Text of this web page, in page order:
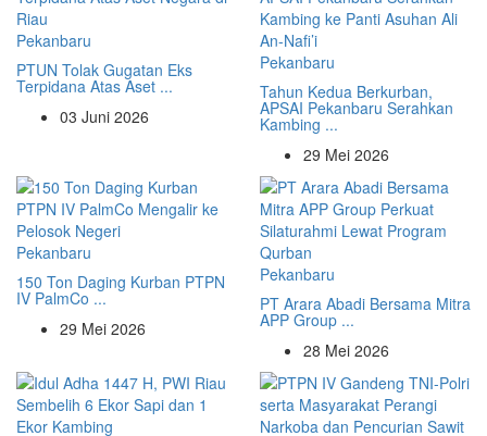
Pekanbaru
PTUN Tolak Gugatan Eks
Terpidana Atas Aset ...
03 Juni 2026
Pekanbaru
Tahun Kedua Berkurban,
APSAI Pekanbaru Serahkan
Kambing ...
29 Mei 2026
Pekanbaru
150 Ton Daging Kurban PTPN
IV PalmCo ...
29 Mei 2026
Pekanbaru
PT Arara Abadi Bersama Mitra
APP Group ...
28 Mei 2026